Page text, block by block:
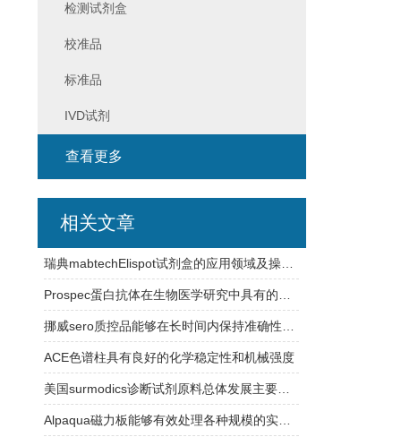
检测试剂盒
校准品
标准品
IVD试剂
查看更多
相关文章
ACE色谱柱具有良好的化学稳定性和机械强度